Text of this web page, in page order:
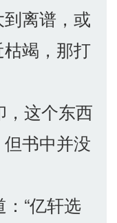
离谱，或
竭，那打
这个东西
书中并没
“亿轩选